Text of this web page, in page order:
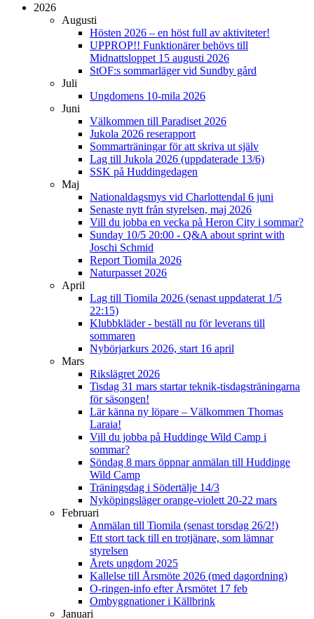
2026
Augusti
Hösten 2026 – en höst full av aktiviteter!
UPPROP!! Funktionärer behövs till
Midnattsloppet 15 augusti 2026
StOF:s sommarläger vid Sundby gård
Juli
Ungdomens 10-mila 2026
Juni
Välkommen till Paradiset 2026
Jukola 2026 reserapport
Sommarträningar för att skriva ut själv
Lag till Jukola 2026 (uppdaterade 13/6)
SSK på Huddingedagen
Maj
Nationaldagsmys vid Charlottendal 6 juni
Senaste nytt från styrelsen, maj 2026
Vill du jobba en vecka på Heron City i sommar?
Sunday 10/5 20:00 - Q&A about sprint with
Joschi Schmid
Report Tiomila 2026
Naturpasset 2026
April
Lag till Tiomila 2026 (senast uppdaterat 1/5
22:15)
Klubbkläder - beställ nu för leverans till
sommaren
Nybörjarkurs 2026, start 16 april
Mars
Rikslägret 2026
Tisdag 31 mars startar teknik-tisdagsträningarna
för säsongen!
Lär känna ny löpare – Välkommen Thomas
Laraia!
Vill du jobba på Huddinge Wild Camp i
sommar?
Söndag 8 mars öppnar anmälan till Huddinge
Wild Camp
Träningsdag i Södertälje 14/3
Nyköpingsläger orange-violett 20-22 mars
Februari
Anmälan till Tiomila (senast torsdag 26/2!)
Ett stort tack till en trotjänare, som lämnar
styrelsen
Årets ungdom 2025
Kallelse till Årsmöte 2026 (med dagordning)
O-ringen-info efter Årsmötet 17 feb
Ombyggnationer i Källbrink
Januari